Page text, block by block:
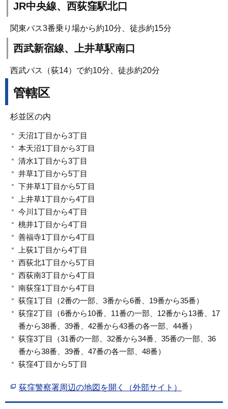
JR中央線、西荻窪駅北口
関東バス3番乗り場から約10分、徒歩約15分
西武新宿線、上井草駅南口
西武バス（荻14）で約10分、徒歩約20分
管轄区
杉並区の内
天沼1丁目から3丁目
本天沼1丁目から3丁目
清水1丁目から3丁目
井草1丁目から5丁目
下井草1丁目から5丁目
上井草1丁目から4丁目
今川1丁目から4丁目
桃井1丁目から4丁目
善福寺1丁目から4丁目
上荻1丁目から4丁目
西荻北1丁目から5丁目
西荻南3丁目から4丁目
南荻窪1丁目から4丁目
荻窪1丁目（2番の一部、3番から6番、19番から35番）
荻窪2丁目（6番から10番、11番の一部、12番から13番、17
番から38番、39番、42番から43番の各一部、44番）
荻窪3丁目（31番の一部、32番から34番、35番の一部、36
番から38番、39番、47番の各一部、48番）
荻窪4丁目から5丁目
荻窪警察署周辺の地図を開く（外部サイト）